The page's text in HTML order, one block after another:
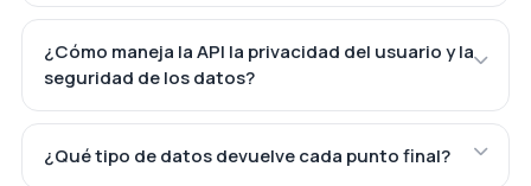
¿Cómo maneja la API la privacidad del usuario y la
seguridad de los datos?
¿Qué tipo de datos devuelve cada punto final?